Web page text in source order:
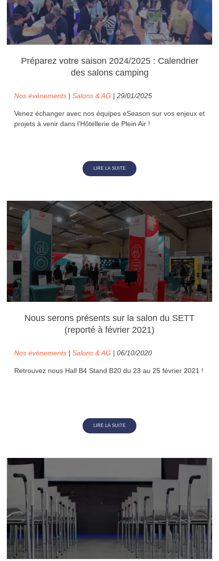
Préparez votre saison 2024/2025 : Calendrier
des salons camping
Nos événements | Salons & AG | 29/01/2025
Venez échanger avec nos équipes eSeason sur vos enjeux et
projets à venir dans l’Hôtellerie de Plein Air !
LIRE LA SUITE
Nous serons présents sur la salon du SETT
(reporté à février 2021)
Nos événements | Salons & AG | 06/10/2020
Retrouvez nous Hall B4 Stand B20 du 23 au 25 février 2021 !
LIRE LA SUITE